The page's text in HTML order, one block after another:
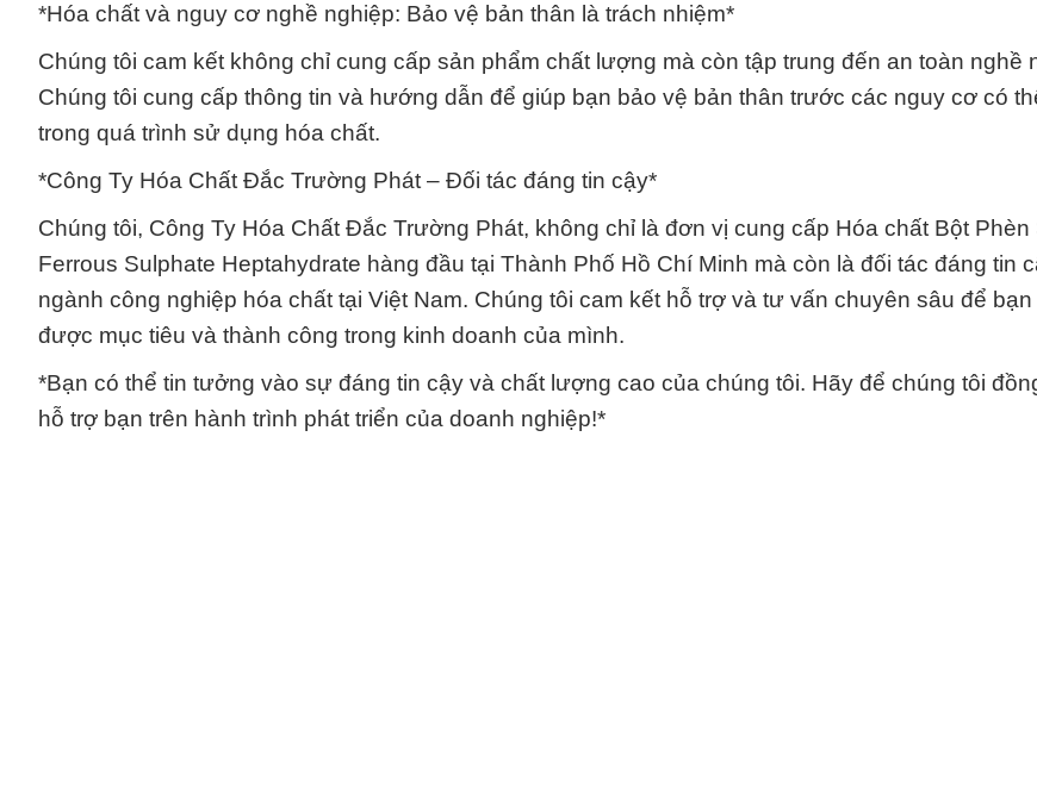
*Hóa chất và nguy cơ nghề nghiệp: Bảo vệ bản thân là trách nhiệm*
Chúng tôi cam kết không chỉ cung cấp sản phẩm chất lượng mà còn tập trung đến an toàn nghề
Chúng tôi cung cấp thông tin và hướng dẫn để giúp bạn bảo vệ bản thân trước các nguy cơ có
trong quá trình sử dụng hóa chất.
*Công Ty Hóa Chất Đắc Trường Phát – Đối tác đáng tin cậy*
Chúng tôi, Công Ty Hóa Chất Đắc Trường Phát, không chỉ là đơn vị cung cấp Hóa chất Bột
Ferrous Sulphate Heptahydrate hàng đầu tại Thành Phố Hồ Chí Minh mà còn là đối tác đáng tin
ngành công nghiệp hóa chất tại Việt Nam. Chúng tôi cam kết hỗ trợ và tư vấn chuyên sâu để
được mục tiêu và thành công trong kinh doanh của mình.
*Bạn có thể tin tưởng vào sự đáng tin cậy và chất lượng cao của chúng tôi. Hãy để chúng tôi
hỗ trợ bạn trên hành trình phát triển của doanh nghiệp!*